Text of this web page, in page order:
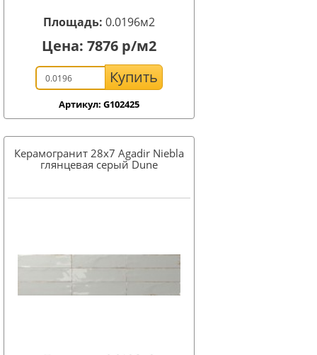
Площадь: 0.0196м2
Цена: 7876 р/м2
Купить
Артикул: G102425
Керамогранит 28x7 Agadir Niebla
глянцевая серый Dune